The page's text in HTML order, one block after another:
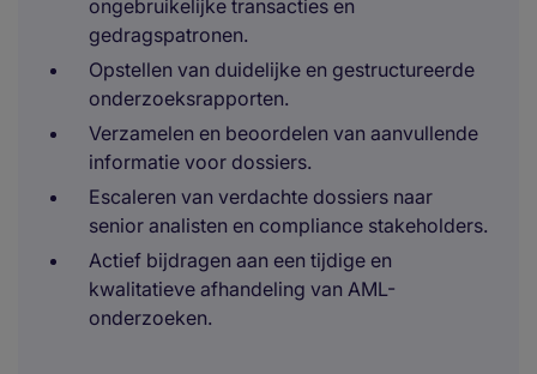
ongebruikelijke transacties en
gedragspatronen.
Opstellen van duidelijke en gestructureerde
onderzoeksrapporten.
Verzamelen en beoordelen van aanvullende
informatie voor dossiers.
Escaleren van verdachte dossiers naar
senior analisten en compliance stakeholders.
Actief bijdragen aan een tijdige en
kwalitatieve afhandeling van AML-
onderzoeken.